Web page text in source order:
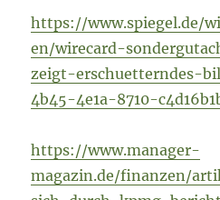
https://www.spiegel.de/
en/wirecard-
zeigt-erschuetterndes-
4b45-4e1a-8710-
https://www.manager-
magazin.de/finanzen/